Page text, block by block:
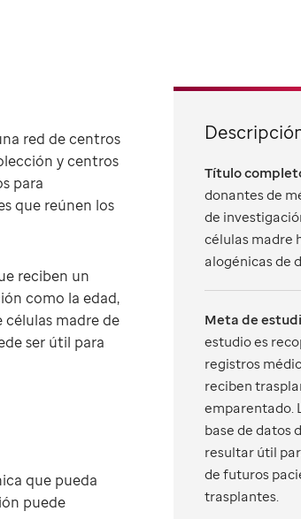
red de centros
y centros
para
que reúnen los
reciben un
como la edad,
células madre de
ser útil para
que pueda
puede
Título
donantes de
de
células madre
alogénicas de
Meta de
estudio es
registros
reciben
emparentado.
base de datos
resultar útil
de futuros
trasplantes.